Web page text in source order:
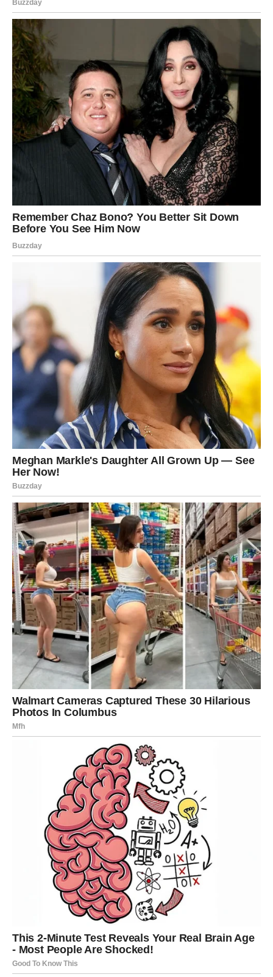
Ovo je period u kojem je važno govoriti iskreno i ne
izbegavati istinu.
Rak
Rakovi ulaze u snažan emotivni karmički period. Neko iz
prošlosti može se pojaviti ili ćete dobiti priliku da
zatvorite jedno poglavlje koje vas je dugo opterećivalo.
Ovo je vreme kada ćete shvatiti koliko su vaše emocije
važne i koliko je važno postaviti granice.
Za neke Rakove ovo može biti početak novog emotivnog
poglavlja.
Lav
Lavovi u narednim danima mogu dobiti karmičku nagradu
za trud koji su ulagali. Situacija koja je ranije delovala
neizvesno može početi da se razvija u pozitivnom pravcu.
Moguće je priznanje na poslu ili prilika koja vam
omogućava da pokažete svoje sposobnosti.
U ljubavi dolazi period iskrenosti i razumevanja.
Devica
Device ulaze u period u kojem karma traži balans između
razuma i emocija.
Možda ćete morati da donesete odluku koja zahteva da
slušate svoje srce, a ne samo logiku.
Ovo je vreme u kojem možete shvatiti šta vam zaista
donosi mir.
Vaga
Vage u narednim danima mogu doživeti karmičke susrete.
Neko može ući u vaš život sa posebnom porukom ili
lekcijom.
Ovaj susret može promeniti način na koji gledate na
ljubav ili odnose.
Na poslovnom planu moguće su nove saradnje koje
donose napredak.
Škorpija